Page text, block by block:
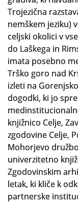
Slovenski
Anonimka
Virtualni.ZAC
Publikacije
Trojezična
nemškem jeziku)
celjski okolici v
do Laškega in
imata posebno
Trško goro nad
izleti na
dogodki, ki jo
knjižnico Celje,
zgodovine Celje,
Mohorjevo
univerzitetno
Zgodovinskim
letak, ki kliče k
partnerske